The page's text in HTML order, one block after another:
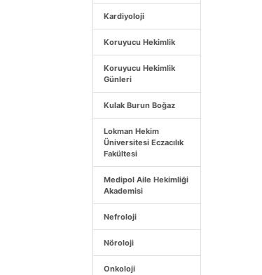
Kardiyoloji
Koruyucu Hekimlik
Koruyucu Hekimlik
Günleri
Kulak Burun Boğaz
Lokman Hekim
Üniversitesi Eczacılık
Fakültesi
Medipol Aile Hekimliği
Akademisi
Nefroloji
Nöroloji
Onkoloji